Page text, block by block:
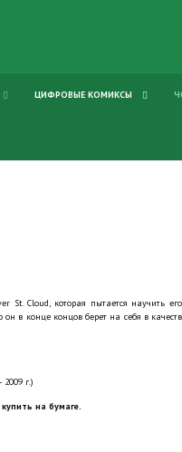
ЦИФРОВЫЕ КОМИКСЫ
Cloud, которая пытается научить
в конце концов берет на себя в
2009 г.)
на бумаге.